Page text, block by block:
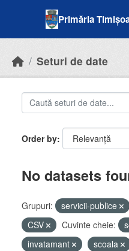
Primăria
Seturi de date
Order by
No datasets
Grupuri: servicii-publice
CSV
Cuvinte cheie:
invatamant
scoala